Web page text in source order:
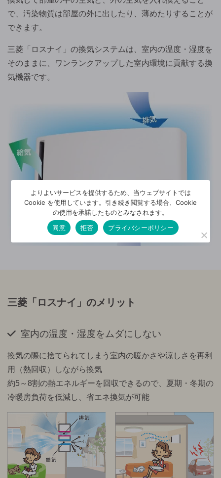
で、汚染物質は部屋の外に出したり、薄めたりすることが
できます。
三菱「ロスナイ」の換気システムは、室内の温度・湿度を
そのままに、ワンランクアップした室内環境に貢献する換
気機器です。
三菱「ロスナイ」のメリット
室内の温度・湿度をムダにしない
換気の際に捨てられてしまう室内の暖かさや涼しさを再利
用（熱回収）しながら換気
約5～8割の熱エネルギーを回収できるので、夏期・冬期の
冷暖房負荷を低減し、省エネ換気が可能
よりよいサービスを提供するため、当ウェブサイトでは
Cookie を使用しています。引き続き閲覧する場合、Cookie
の使用を承諾したものとみなされます。
同意
拒否 プライバシーポリシー